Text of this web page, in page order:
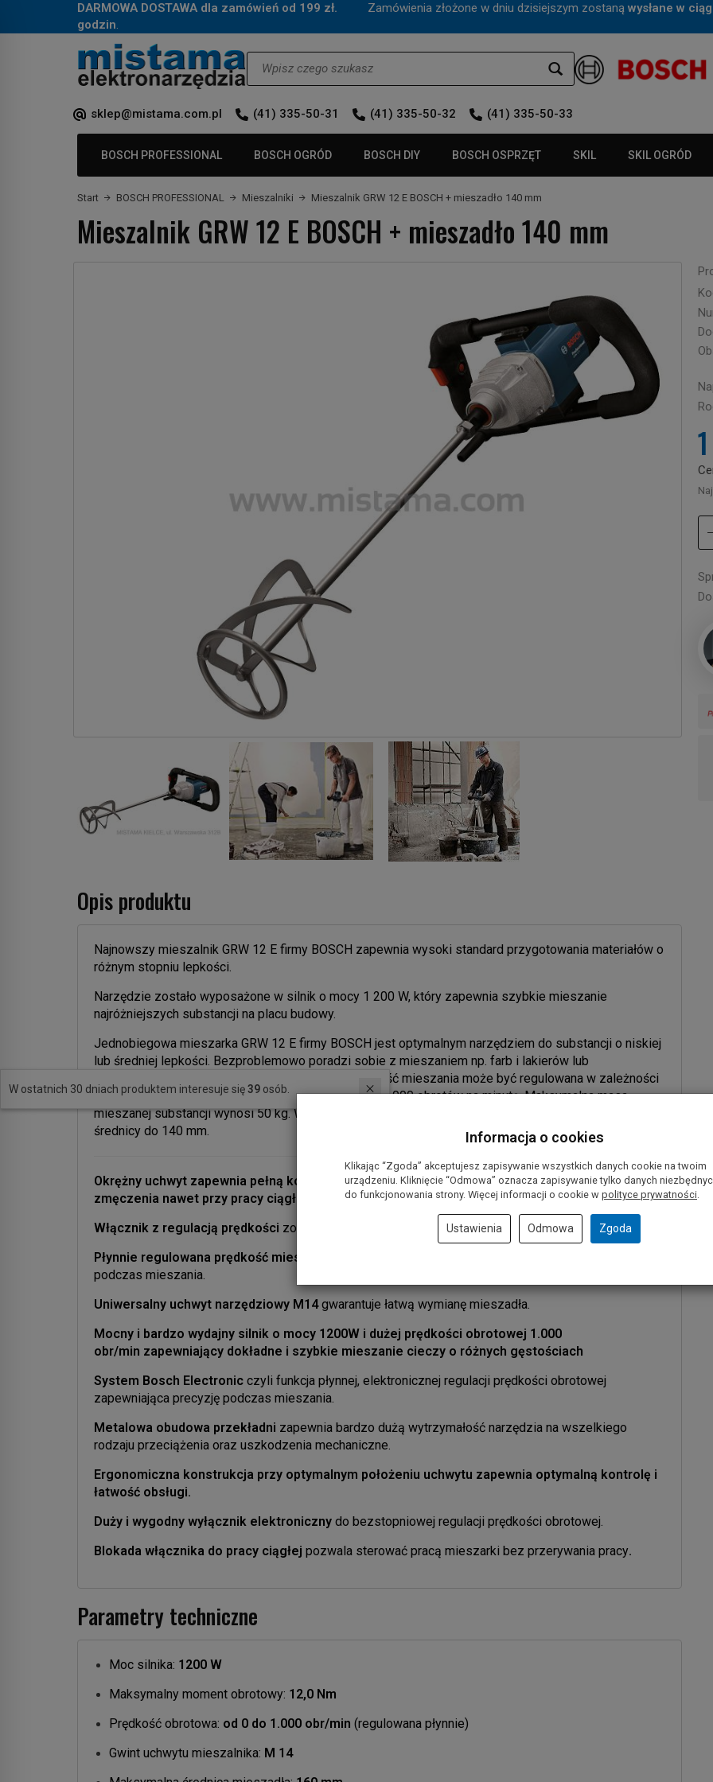
DARMOWA DOSTAWA dla zamówień od 199 zł. Zamówienia złożone w dniu dzisiejszym zostaną wysłane w
godzin.
sklep@mistama.com.pl (41) 335-50-31 (41) 335-50-32 (41) 335-50-33
BOSCH PROFESSIONAL BOSCH OGRÓD BOSCH DIY BOSCH OSPRZĘT SKIL SKIL OGRÓD
Start BOSCH PROFESSIONAL Mieszalniki Mieszalnik GRW 12 E BOSCH + mieszadło 140 mm
Mieszalnik GRW 12 E BOSCH + mieszadło 140 mm
Opis produktu
Najnowszy mieszalnik GRW 12 E firmy BOSCH zapewnia wysoki standard przygotowania materiałów o
różnym stopniu lepkości.
Narzędzie zostało wyposażone w silnik o mocy 1 200 W, który zapewnia szybkie mieszanie
najróżniejszych substancji na placu budowy.
Jednobiegowa mieszarka GRW 12 E firmy BOSCH jest optymalnym narzędziem do substancji o niskiej
lub średniej lepkości. Bezproblemowo poradzi sobie z mieszaniem np. farb i lakierów lub
przygotowaniem zapraw i mas bitumicznych. Prędkość mieszania może być regulowana w zależności
od konsystencji materiału i wynosi maksymalnie do 1 000 obrotów na minutę. Maksymalna masa
mieszanej substancji wynosi 50 kg. W mieszarce Bosch GRW 12 E można stosować mieszadła o
średnicy do 140 mm.
Okrężny uchwyt zapewnia pełną kontrolę nad narzędziem i sprawia, że użytkownik nie odczuwa
zmęczenia nawet przy pracy ciągłej.
Włącznik z regulacją prędkości został zintegrowany z rękojeścią, co ułatwia jego obsługę.
Płynnie regulowana prędkość mieszania
podczas mieszania.
Uniwersalny uchwyt narzędziowy M14gwarantuje łatwą wymianę mieszadła.
Mocny i bardzo wydajny silnik o mocy 1200W i dużej prędkości obrotowej 1.000
obr/min zapewniający dokładne i szybkie mieszanie cieczy o różnych gęstościach
System Bosch Electronic czyli funkcja płynnej, elektronicznej regulacji prędkości obrotowej
zapewniająca precyzję podczas mieszania.
Metalowa obudowa przekładni zapewnia bardzo dużą wytrzymałość narzędzia na wszelkiego
rodzaju przeciążenia oraz uszkodzenia mechaniczne.
Ergonomiczna konstrukcja przy optymalnym położeniu uchwytu zapewnia optymalną kontrolę i
łatwość obsługi.
Duży i wygodny wyłącznik elektroniczny do bezstopniowej regulacji prędkości obrotowej.
Blokada włącznika do pracy ciągłej pozwala sterować pracą mieszarki bez przerywania pracy.
Parametry techniczne
Moc silnika: 1200 W
Maksymalny moment obrotowy: 12,0 Nm
Prędkość obrotowa: od 0 do 1.000 obr/min (regulowana płynnie)
Gwint uchwytu mieszalnika: M 14
W ostatnich 30 dniach produktem interesuje się39 osób.
Informacja o cookies
Klikając “Zgoda” akceptujesz zapisywanie wszystkich danych cookie na twoim
urządzeniu. Kliknięcie “Odmowa” oznacza zapisywanie tylko danych
do funkcjonowania strony. Więcej informacji o cookie w polityce prywatności.
Ustawienia Odmowa Zgoda